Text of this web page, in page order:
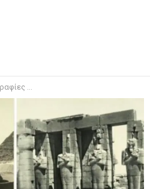
το 1870. (Φωτογραφίες)